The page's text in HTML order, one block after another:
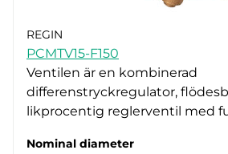
PN25 (17)
BSP internally threaded
BSP internally threaded
Nominal diameter
DN15 (6)
DN20 (6)
DN25 (3)
DN32 (3)
Ställdonsanslutning
M28 x 1,5 (17)
Standard för ställdon RVASN
REGIN
PCMTV15-F150
Ventilen är en kombinerad
differenstryckregulator,
likprocentig reglerventil med
Nominal diameter